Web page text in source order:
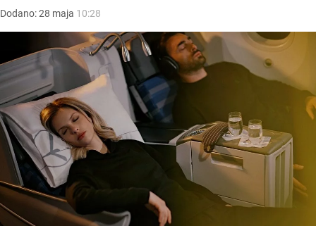
Dodano:28 maja 10:28